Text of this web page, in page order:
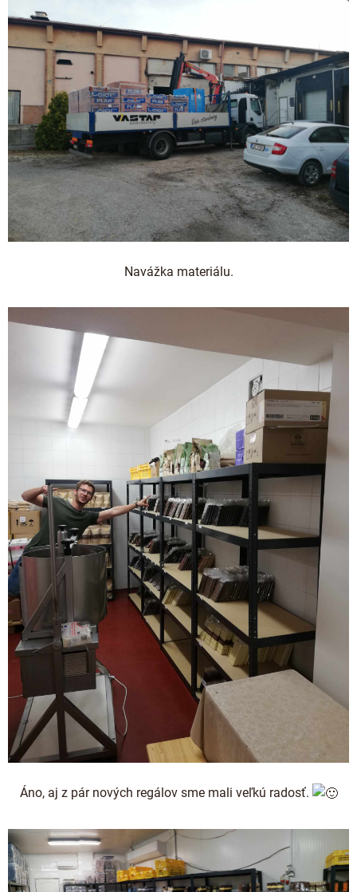
Navážka materiálu.
Áno, aj z pár nových regálov sme mali veľkú radosť.